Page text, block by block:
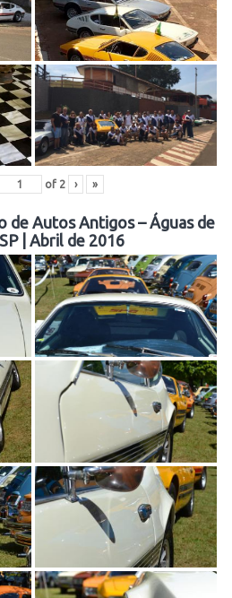
of 2 › »
de Autos Antigos – Águas de
| Abril de 2016